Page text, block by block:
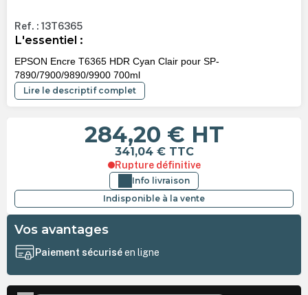
Ref. : 13T6365
L'essentiel :
EPSON Encre T6365 HDR Cyan Clair pour SP-
7890/7900/9890/9900 700ml
Lire le descriptif complet
284,20 € HT
341,04 € TTC
Rupture définitive
Info livraison
Indisponible à la vente
Vos avantages
Paiement sécuriséen ligne